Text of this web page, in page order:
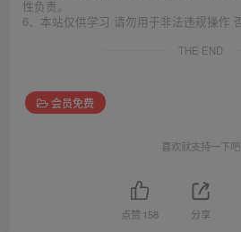
性负责。
6、本站仅供学习 请勿用于非法违规操作
THE END
会员免费
喜欢就支持一下吧
点赞 158 分享